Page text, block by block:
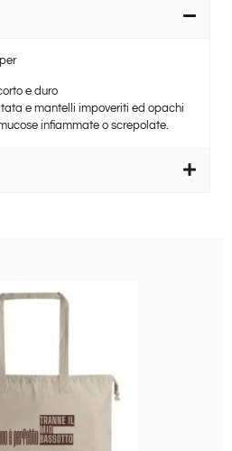
e duro
e mantelli impoveriti ed opachi
infiammate o screpolate